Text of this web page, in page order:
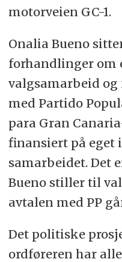
motorveien GC-1.
Onalia Bueno
forhandlinger om
valgsamarbeid
med Partido
para Gran
finansiert på
samarbeidet. Det
Bueno stiller til
avtalen med PP
Det politiske
ordføreren har